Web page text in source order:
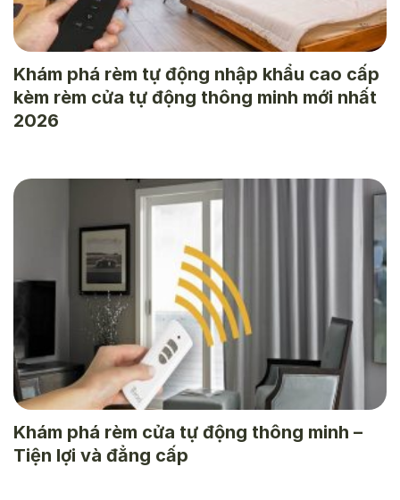
Khám phá rèm tự động nhập khẩu cao cấp
kèm rèm cửa tự động thông minh mới nhất
2026
Khám phá rèm cửa tự động thông minh –
Tiện lợi và đẳng cấp